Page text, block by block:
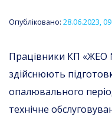
Опубліковано: 28.06.2023,
Працівники КП «ЖЕО
здійснюють
опалювального
технічне